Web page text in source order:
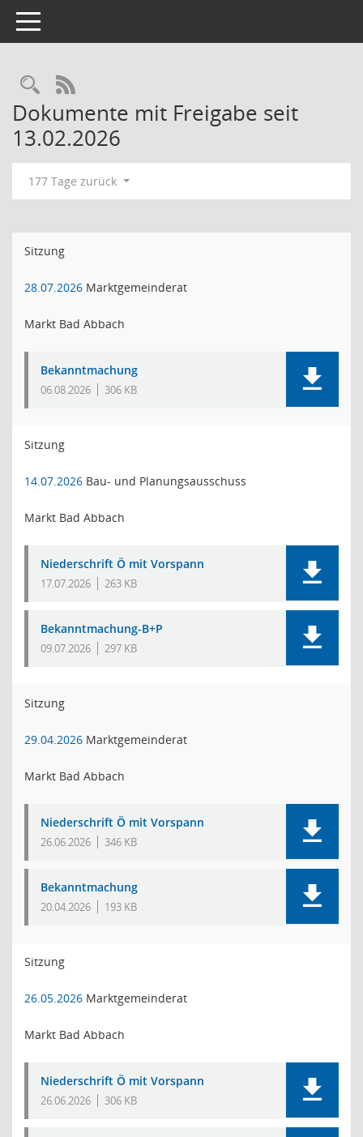
Toggle navigation
RSS-Feed
Dokumente mit Freigabe seit
13.02.2026
177 Tage zurück
Sitzung
28.07.2026 Marktgemeinderat
Markt Bad Abbach
Bekanntmachung
06.08.2026 306 KB
Sitzung
14.07.2026 Bau- und Planungsausschuss
Markt Bad Abbach
Niederschrift Ö mit Vorspann
17.07.2026 263 KB
Bekanntmachung-B+P
09.07.2026 297 KB
Sitzung
29.04.2026 Marktgemeinderat
Markt Bad Abbach
Niederschrift Ö mit Vorspann
26.06.2026 346 KB
Bekanntmachung
20.04.2026 193 KB
Sitzung
26.05.2026 Marktgemeinderat
Markt Bad Abbach
Niederschrift Ö mit Vorspann
26.06.2026 306 KB